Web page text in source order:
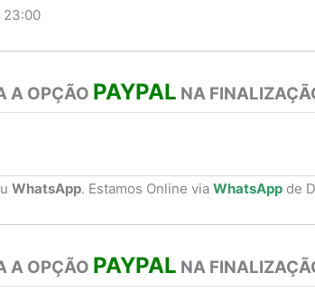
23:00
A OPÇÃO PAYPAL NA
WhatsApp. Estamos Online via WhatsApp de
A OPÇÃO PAYPAL NA